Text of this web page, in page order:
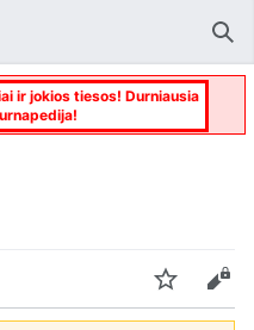
ir jokios tiesos! Durniausia
Stebėti Keisti